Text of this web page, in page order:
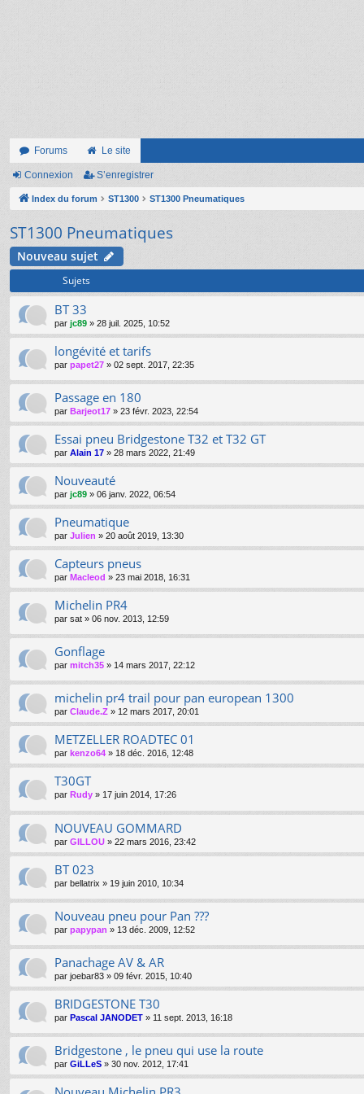
Forums Le site
Connexion S’enregistrer
Index du forum ST1300 ST1300 Pneumatiques
ST1300 Pneumatiques
Nouveau sujet
Sujets
BT 33
par jc89 » 28 juil. 2025, 10:52
longévité et tarifs
par papet27 » 02 sept. 2017, 22:35
Passage en 180
par Barjeot17 » 23 févr. 2023, 22:54
Essai pneu Bridgestone T32 et T32 GT
par Alain 17 » 28 mars 2022, 21:49
Nouveauté
par jc89 » 06 janv. 2022, 06:54
Pneumatique
par Julien » 20 août 2019, 13:30
Capteurs pneus
par Macleod » 23 mai 2018, 16:31
Michelin PR4
par sat » 06 nov. 2013, 12:59
Gonflage
par mitch35 » 14 mars 2017, 22:12
michelin pr4 trail pour pan european 1300
par Claude.Z » 12 mars 2017, 20:01
METZELLER ROADTEC 01
par kenzo64 » 18 déc. 2016, 12:48
T30GT
par Rudy » 17 juin 2014, 17:26
NOUVEAU GOMMARD
par GILLOU » 22 mars 2016, 23:42
BT 023
par bellatrix » 19 juin 2010, 10:34
Nouveau pneu pour Pan ???
par papypan » 13 déc. 2009, 12:52
Panachage AV & AR
par joebar83 » 09 févr. 2015, 10:40
BRIDGESTONE T30
par Pascal JANODET » 11 sept. 2013, 16:18
Bridgestone , le pneu qui use la route
par GiLLeS » 30 nov. 2012, 17:41